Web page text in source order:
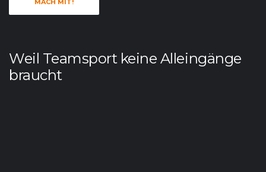
MACH MIT!
Weil Teamsport keine Alleingänge
braucht